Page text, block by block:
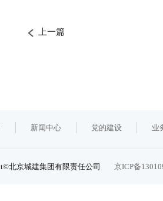
上一篇
新闻中心 党的建设 业
北京城建集团有限责任公司 京ICP备